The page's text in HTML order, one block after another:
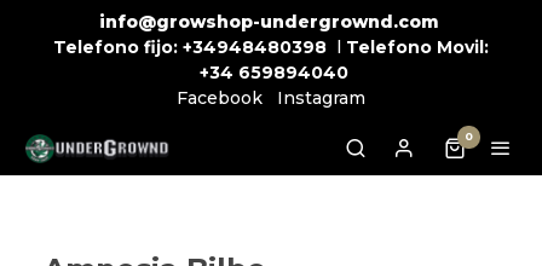
info@growshop-undergrownd.com
Telefono fijo: +34948480398 l Telefono Movil:
+34 659894040
Facebook
Instagram
0